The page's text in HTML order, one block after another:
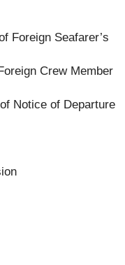
Foreign Seafarer’s
Crew Member
Notice of Departure